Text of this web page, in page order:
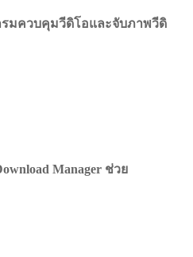
รมควบคุมวีดิโอและจับภาพวีดิ
Manager ช่วย